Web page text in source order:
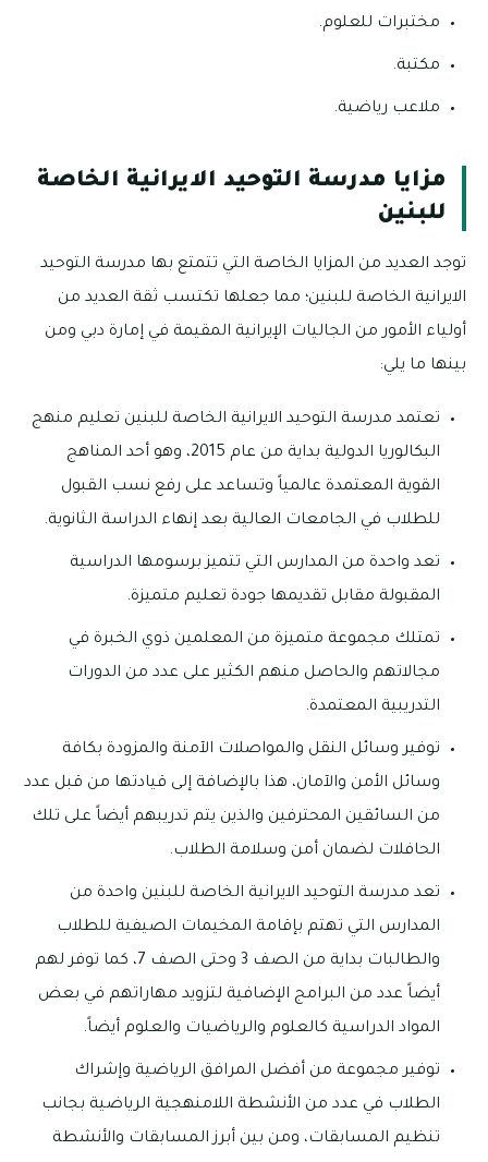
مختبرات للعلوم.
مكتبة.
ملاعب رياضية.
مزايا مدرسة التوحيد الايرانية الخاصة
للبنين
توجد العديد من المزايا الخاصة التي تتمتع بها مدرسة التوحيد
الايرانية الخاصة للبنين؛ مما جعلها تكتسب ثقة العديد من
أولياء الأمور من الجاليات الإيرانية المقيمة في إمارة دبي ومن
بينها ما يلي:
تعتمد مدرسة التوحيد الايرانية الخاصة للبنين تعليم منهج
البكالوريا الدولية بداية من عام 2015، وهو أحد المناهج
القوية المعتمدة عالمياً وتساعد على رفع نسب القبول
للطلاب في الجامعات العالية بعد إنهاء الدراسة الثانوية.
تعد واحدة من المدارس التي تتميز برسومها الدراسية
المقبولة مقابل تقديمها جودة تعليم متميزة.
تمتلك مجموعة متميزة من المعلمين ذوي الخبرة في
مجالاتهم والحاصل منهم الكثير على عدد من الدورات
التدريبية المعتمدة.
توفير وسائل النقل والمواصلات الآمنة والمزودة بكافة
وسائل الأمن والآمان، هذا بالإضافة إلى قيادتها من قبل عدد
من السائقين المحترفين والذين يتم تدريبهم أيضاً على تلك
الحافلات لضمان أمن وسلامة الطلاب.
تعد مدرسة التوحيد الايرانية الخاصة للبنين واحدة من
المدارس التي تهتم بإقامة المخيمات الصيفية للطلاب
والطالبات بداية من الصف 3 وحتى الصف 7، كما توفر لهم
أيضاً عدد من البرامج الإضافية لتزويد مهاراتهم في بعض
المواد الدراسية كالعلوم والرياضيات والعلوم أيضاً.
توفير مجموعة من أفضل المرافق الرياضية وإشراك
الطلاب في عدد من الأنشطة اللامنهجية الرياضية بجانب
تنظيم المسابقات، ومن بين أبرز المسابقات والأنشطة